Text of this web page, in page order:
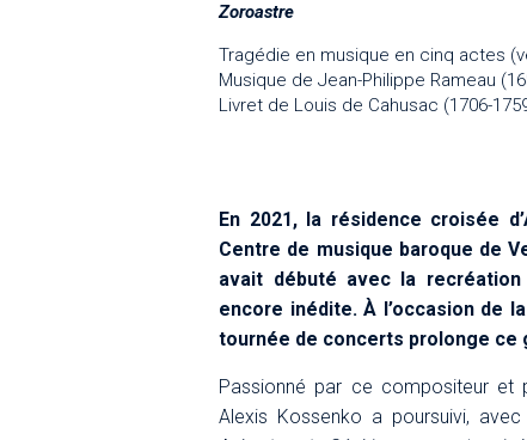
Zoroastre
Tragédie en musique en cinq actes
Musique de Jean-Philippe Rameau
Livret de Louis de Cahusac (1706-
En 2021, la résidence croisée
Centre de musique baroque de
avait débuté avec la recréation
encore inédite. À l’occasion de
tournée de concerts prolonge ce
Passionné par ce compositeur et
Alexis Kossenko a poursuivi, avec